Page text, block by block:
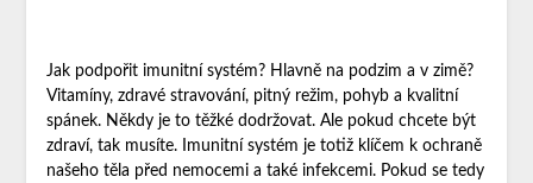
Jak podpořit imunitní systém? Hlavně na podzim a v zimě?
Vitamíny, zdravé stravování, pitný režim, pohyb a kvalitní
spánek. Někdy je to těžké dodržovat. Ale pokud chcete být
zdraví, tak musíte. Imunitní systém je totiž klíčem k ochraně
našeho těla před nemocemi a také infekcemi. Pokud se tedy